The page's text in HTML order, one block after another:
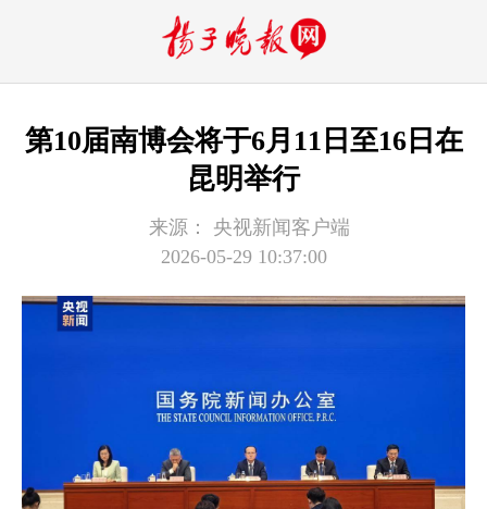
第10届南博会将于6月11日至16日在
昆明举行
来源：
央视新闻客户端
2026-05-29 10:37:00